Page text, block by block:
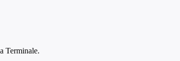
Terminale.